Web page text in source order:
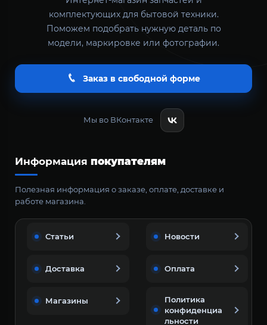
комплектующих для бытовой техники.
Поможем подобрать нужную деталь по
модели, маркировке или фотографии.
Заказ в свободной форме
Мы во ВКонтакте
Информация покупателям
Полезная информация о заказе, оплате, доставке и
работе магазина.
Статьи Новости
Доставка Оплата
Магазины
Политика
конфиденциа
льности